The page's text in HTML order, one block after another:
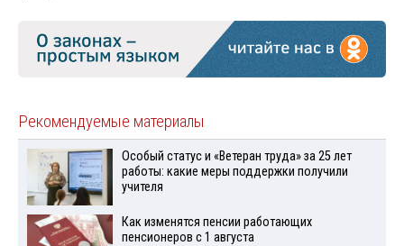
Рекомендуемые материалы
Особый статус и «Ветеран труда» за 25 лет
работы: какие меры поддержки получили
учителя
Как изменятся пенсии работающих
пенсионеров с 1 августа